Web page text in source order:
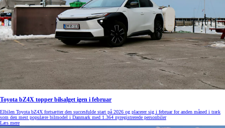
Toyota bZ4X topper bilsalget igen i februar
Elbilen Toyota bZ4X fortsætter den succesfulde start på 2026 og placerer sig i februar for anden måned i træk
som den mest populære bilmodel i Danmark med 1.364 nyregistrerede personbiler
Læs mere